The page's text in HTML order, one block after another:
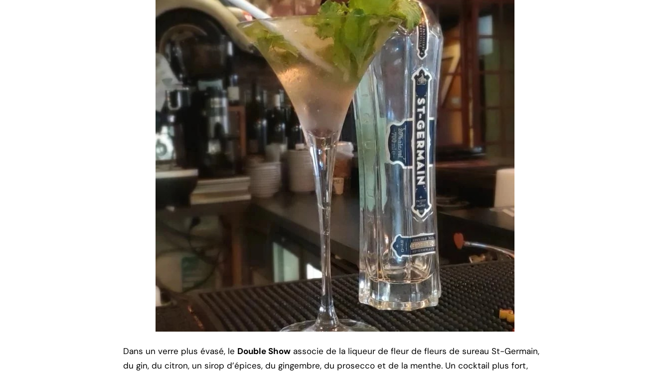
Dans un verre plus évasé, le Double Show associe de la liqueur de fleur de fleurs de sureau St-Germain,
du gin, du citron, un sirop d’épices, du gingembre, du prosecco et de la menthe. Un cocktail plus fort,